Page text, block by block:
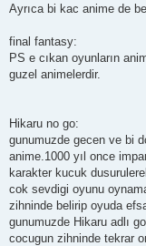
Ayrıca bi kac anime de
final fantasy:
PS e cıkan oyunların
guzel animelerdir.
Hikaru no go:
gunumuzde gecen ve bi
anime.1000 yıl once
karakter kucuk
cok sevdigi oyunu
zihninde belirip oyuda
gunumuzde Hikaru adlı
cocugun zihninde tekrar